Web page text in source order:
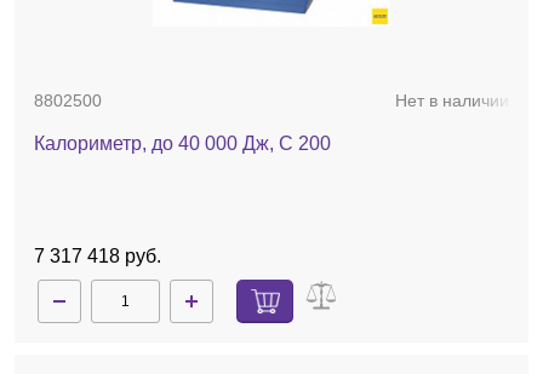
8802500 Нет в наличии
Калориметр, до 40 000 Дж, C 200
7 317 418 руб.